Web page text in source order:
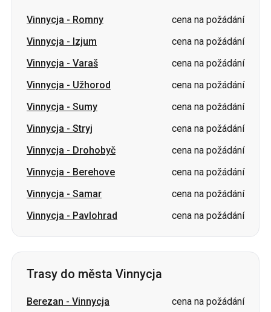
Vinnycja - Romny
cena na požádání
Vinnycja - Izjum
cena na požádání
Vinnycja - Varaš
cena na požádání
Vinnycja - Užhorod
cena na požádání
Vinnycja - Sumy
cena na požádání
Vinnycja - Stryj
cena na požádání
Vinnycja - Drohobyč
cena na požádání
Vinnycja - Berehove
cena na požádání
Vinnycja - Samar
cena na požádání
Vinnycja - Pavlohrad cena na požádání
Trasy do města Vinnycja
Berezan - Vinnycja
cena na požádání